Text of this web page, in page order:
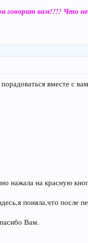
говорит вам!!!! Что
вместе с
нажала на красную
поняла,что после
Вам.